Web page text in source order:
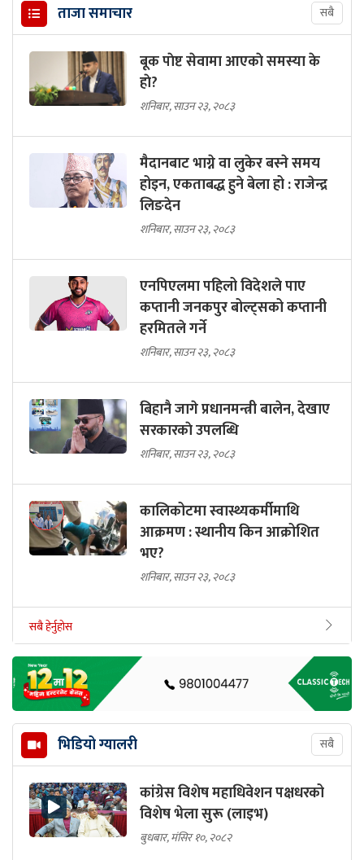
ताजा समाचार सबै
बूक पाेष्ट सेवामा आएकाे समस्या के
हाे?
शनिबार, साउन २३, २०८३
मैदानबाट भाग्ने वा लुकेर बस्ने समय
होइन, एकताबद्ध हुने बेला हो : राजेन्द्र
लिङदेन
शनिबार, साउन २३, २०८३
एनपिएलमा पहिलो विदेशले पाए
कप्तानी जनकपुर बोल्ट्सको कप्तानी
हरमितले गर्ने
शनिबार, साउन २३, २०८३
बिहानै जागे प्रधानमन्त्री बालेन, देखाए
सरकारकाे उपलब्धि
शनिबार, साउन २३, २०८३
कालिकोटमा स्वास्थ्यकर्मीमाथि
आक्रमण : स्थानीय किन आक्रोशित
भए?
शनिबार, साउन २३, २०८३
सबै हेर्नुहोस
भिडियो ग्यालरी सबै
कांग्रेस विशेष महाधिवेशन पक्षधरको
विशेष भेला सुरू (लाइभ)
बुधबार, मंसिर १०, २०८२